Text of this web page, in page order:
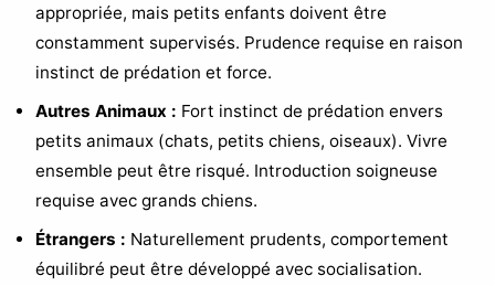
appropriée, mais petits enfants doivent être
constamment supervisés. Prudence requise en raison
instinct de prédation et force.
Autres Animaux : Fort instinct de prédation envers
petits animaux (chats, petits chiens, oiseaux). Vivre
ensemble peut être risqué. Introduction soigneuse
requise avec grands chiens.
Étrangers : Naturellement prudents, comportement
équilibré peut être développé avec socialisation.